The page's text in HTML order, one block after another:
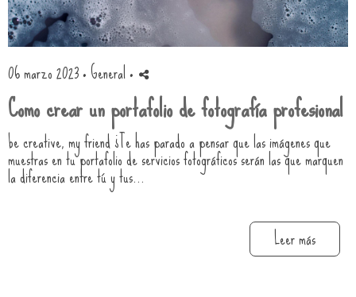
06 marzo 2023 ·General·
Como crear un portafolio de fotografía profesional
be creative, my friend ¿Te has parado a pensar que las imágenes que
muestras en tu portafolio de servicios fotográficos serán las que marquen
la diferencia entre tú y tus...
Leer más